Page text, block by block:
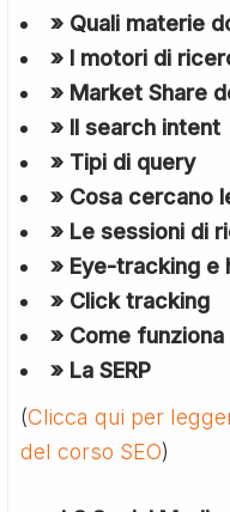
» Quali materie
» I motori di
» Market Share
» Il search intent
» Tipi di query
» Cosa cercano
» Le sessioni di
» Eye-tracking e
» Click tracking
» Come
» La SERP
(Clicca qui per
del corso SEO)